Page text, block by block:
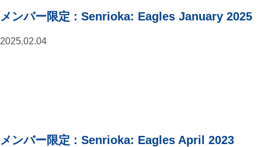
メンバー限定 : Senrioka: Eagles January 2025
2025.02.04
メンバー限定 : Senrioka: Eagles April 2023